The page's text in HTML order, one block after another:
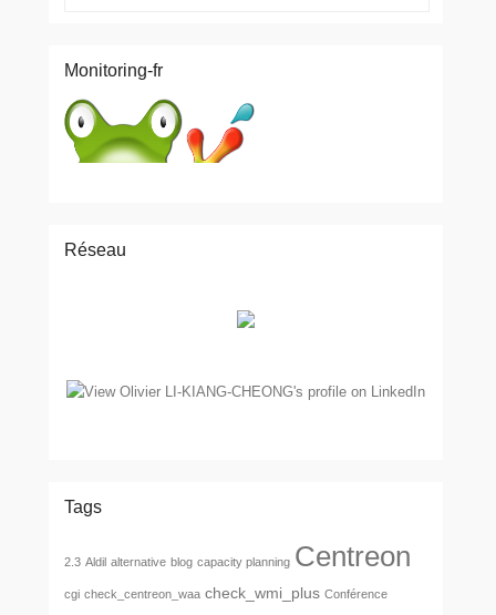
Monitoring-fr
Réseau
Tags
2.3 Aldil alternative blog capacity planning Centreon
cgi check_centreon_waa check_wmi_plus Conférence